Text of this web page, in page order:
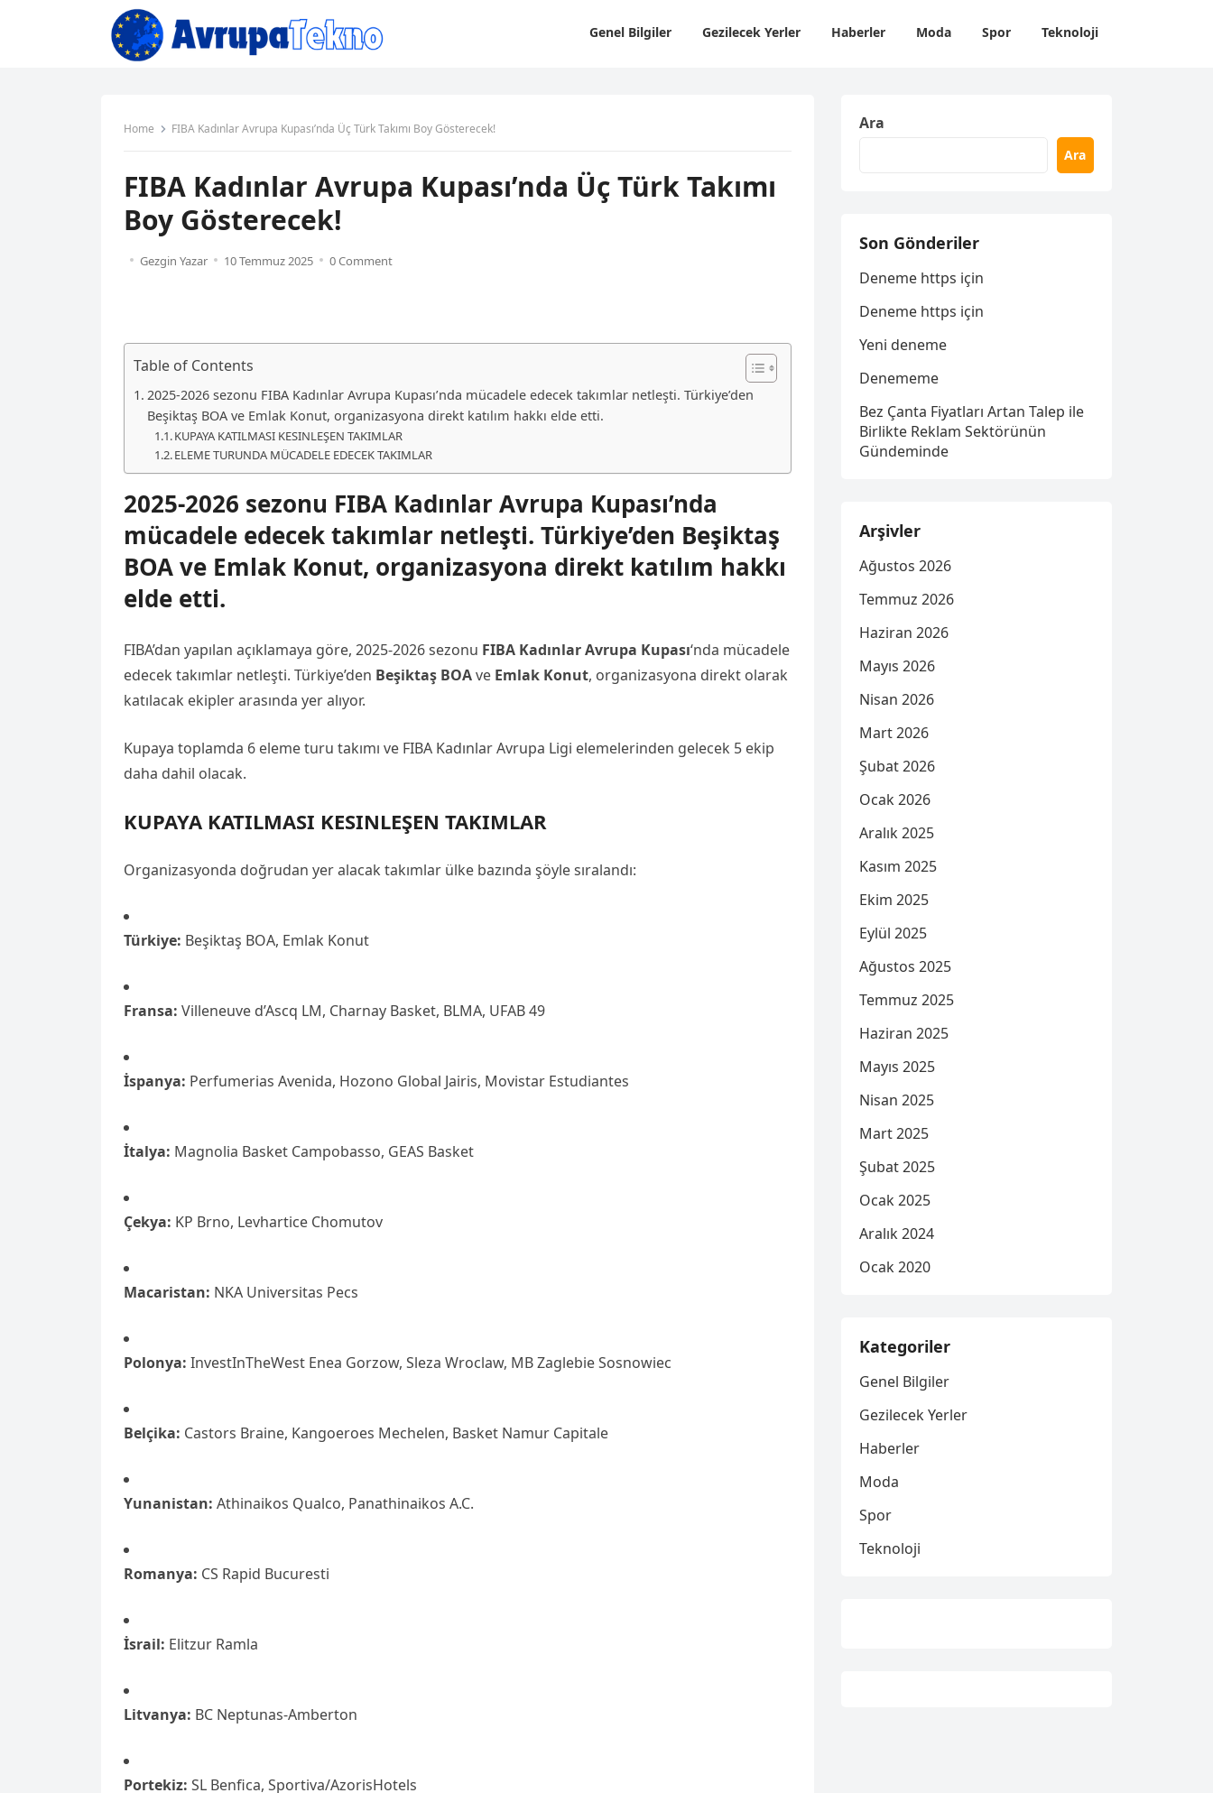
Genel Bilgiler Gezilecek Yerler Haberler Moda Spor Teknoloji
Home FIBA Kadınlar Avrupa Kupası’nda Üç Türk Takımı Boy Gösterecek!
FIBA Kadınlar Avrupa Kupası’nda Üç Türk Takımı
Boy Gösterecek!
Gezgin Yazar 10 Temmuz 2025 0 Comment
Table of Contents
2025-2026 sezonu FIBA Kadınlar Avrupa Kupası’nda mücadele edecek takımlar netleşti. Türkiye’den
Beşiktaş BOA ve Emlak Konut, organizasyona direkt katılım hakkı elde etti.
KUPAYA KATILMASI KESINLEŞEN TAKIMLAR
ELEME TURUNDA MÜCADELE EDECEK TAKIMLAR
2025-2026 sezonu FIBA Kadınlar Avrupa Kupası’nda
mücadele edecek takımlar netleşti. Türkiye’den Beşiktaş
BOA ve Emlak Konut, organizasyona direkt katılım hakkı
elde etti.
FIBA’dan yapılan açıklamaya göre, 2025-2026 sezonu FIBA Kadınlar Avrupa Kupası‘nda mücadele
edecek takımlar netleşti. Türkiye’den Beşiktaş BOAve Emlak Konut, organizasyona direkt olarak
katılacak ekipler arasında yer alıyor.
Kupaya toplamda 6 eleme turu takımı ve FIBA Kadınlar Avrupa Ligi elemelerinden gelecek 5 ekip
daha dahil olacak.
KUPAYA KATILMASI KESINLEŞEN TAKIMLAR
Organizasyonda doğrudan yer alacak takımlar ülke bazında şöyle sıralandı:
Türkiye: Beşiktaş BOA, Emlak Konut
Fransa: Villeneuve d’Ascq LM, Charnay Basket, BLMA, UFAB 49
İspanya: Perfumerias Avenida, Hozono Global Jairis, Movistar Estudiantes
İtalya: Magnolia Basket Campobasso, GEAS Basket
Çekya: KP Brno, Levhartice Chomutov
Macaristan: NKA Universitas Pecs
Polonya: InvestInTheWest Enea Gorzow, Sleza Wroclaw, MB Zaglebie Sosnowiec
Belçika: Castors Braine, Kangoeroes Mechelen, Basket Namur Capitale
Yunanistan: Athinaikos Qualco, Panathinaikos A.C.
Romanya: CS Rapid Bucuresti
İsrail: Elitzur Ramla
Litvanya: BC Neptunas-Amberton
Portekiz: SL Benfica, Sportiva/AzorisHotels
Ara
Ara
Son Gönderiler
Deneme https için
Deneme https için
Yeni deneme
Denememe
Bez Çanta Fiyatları Artan Talep ile
Birlikte Reklam Sektörünün
Gündeminde
Arşivler
Ağustos 2026
Temmuz 2026
Haziran 2026
Mayıs 2026
Nisan 2026
Mart 2026
Şubat 2026
Ocak 2026
Aralık 2025
Kasım 2025
Ekim 2025
Eylül 2025
Ağustos 2025
Temmuz 2025
Haziran 2025
Mayıs 2025
Nisan 2025
Mart 2025
Şubat 2025
Ocak 2025
Aralık 2024
Ocak 2020
Kategoriler
Genel Bilgiler
Gezilecek Yerler
Haberler
Moda
Spor
Teknoloji